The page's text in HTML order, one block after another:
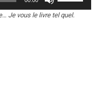
flèches
Je vous le livre tel quel.